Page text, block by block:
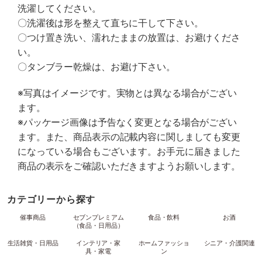
洗濯してください。
〇洗濯後は形を整えて直ちに干して下さい。
〇つけ置き洗い、濡れたままの放置は、お避けくださ
い。
〇タンブラー乾燥は、お避け下さい。
※写真はイメージです。実物とは異なる場合がござい
ます。
※パッケージ画像は予告なく変更となる場合がござい
ます。また、商品表示の記載内容に関しましても変更
になっている場合もございます。お手元に届きました
商品の表示をご確認いただきますようお願いします。
カテゴリーから探す
催事商品
セブンプレミアム
（食品・日用品）
食品・飲料 お酒
生活雑貨・日用品
インテリア・家
具・家電
ホームファッショ
ン
シニア・介護関連